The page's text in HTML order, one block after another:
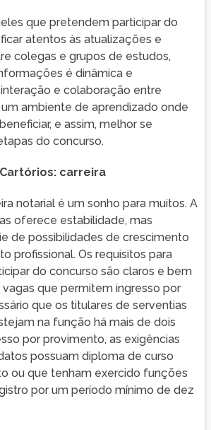
que pretendem participar do
atentos às atualizações e
colegas e grupos de estudos,
é dinâmica e
e colaboração entre
ambiente de aprendizado onde
e assim, melhor se
do concurso.
Cartórios: carreira
notarial é um sonho para muitos. A
oferece estabilidade, mas
de possibilidades de crescimento
profissional. Os requisitos para
do concurso são claros e bem
vagas que permitem ingresso por
que os titulares de serventias
na função há mais de dois
por provimento, as exigências
possuam diploma de curso
ou que tenham exercido funções
por um período mínimo de dez